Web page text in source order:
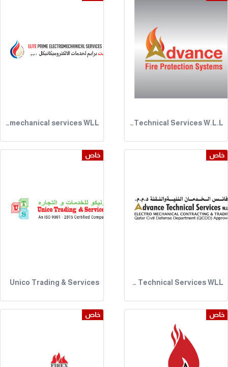
Elite Prime Electromechanical services WLL Advance Technical Services W.L.L.
خاص
Unico Trading & Services
خاص
Advance Technical Services WLL
خاص خاص